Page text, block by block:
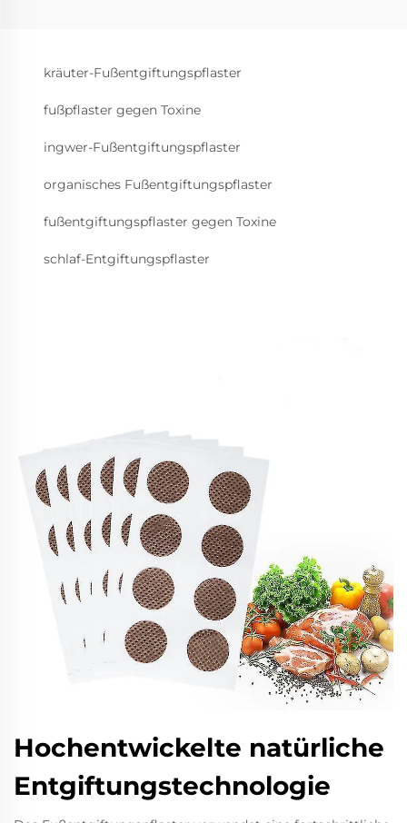
kräuter-Fußentgiftungspflaster
fußpflaster gegen Toxine
ingwer-Fußentgiftungspflaster
organisches Fußentgiftungspflaster
fußentgiftungspflaster gegen Toxine
schlaf-Entgiftungspflaster
Hochentwickelte natürliche
Entgiftungstechnologie